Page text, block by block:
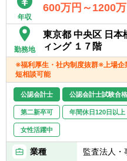
きる方
■改善提案
方
■協調性が
い方
す。
核的な役
組織の成長
■ＳＰＣ会
に関する会
できます。
【配属部署
■経理２部
年収
600万円～1200万
勤務地
東京都 中央区 日本
ィング １７階
※福利厚生・社内制度抜群※上場
短相談可能
公認会計士 公認会計士試験合格
第二新卒可 年間休日120日以上
女性活躍中
業種 監査法人・